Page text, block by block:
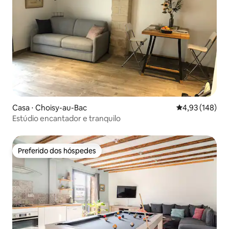
Casa ⋅ Choisy-au-Bac 4,93 de uma
4,93 (148)
Estúdio encantador e tranquilo
Preferido dos hóspedes
Preferido dos hóspedes